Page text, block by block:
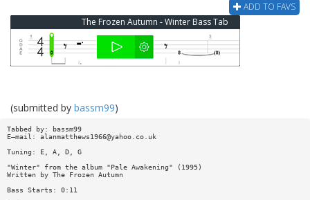
ADD TO FAVS
The Frozen Autumn - Winter Bass Tab
(submitted by bassm99)
Tabbed by: bassm99
E—mail: alanmatthews1966@yahoo.co.uk
Tuning: E, A, D, G
"Winter" from the album "Pale Awakening" (1995)
Written by The Frozen Autumn
Bass Starts: 0:11